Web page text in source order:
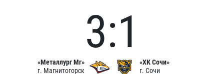
«Металлург Мг»
г. Магнитогорск
3:1
«ХК Сочи»
г. Сочи